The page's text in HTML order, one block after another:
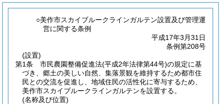
○美作市スカイブルークラインガルテン設置及び管理運
営に関する条例
平成17年3月31日
条例第208号
(設置)
第1条
市民農園整備促進法(平成2年法律第44号)の規定に基
づき、郷土の美しい自然、集落景観を維持するため都市住
民との交流を促進し、地域住民の活性化に寄与するため、
美作市スカイブルークラインガルテンを設置する。
(名称及び位置)